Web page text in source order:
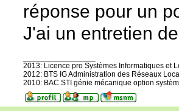
réponse pour un
J'ai un entretien
2013: Licence pro Systèmes Informatiques et
2012: BTS IG Administration des Réseaux
2010: BAC STI génie mécanique option